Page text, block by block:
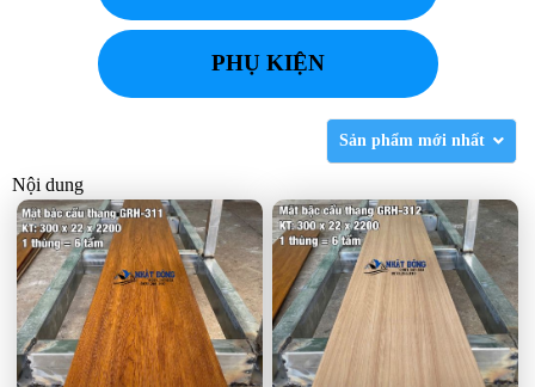
PHỤ KIỆN
Sản phẩm mới nhất
Nội dung